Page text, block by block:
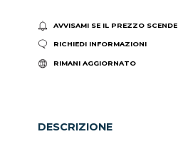
AVVISAMI SE IL PREZZO SCENDE
RICHIEDI INFORMAZIONI
RIMANI AGGIORNATO
DESCRIZIONE